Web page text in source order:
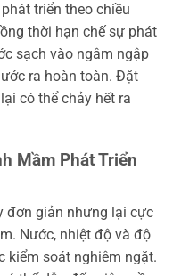
triển theo chiều
thời hạn chế sự phát
sạch vào ngâm ngập
ra hoàn toàn. Đặt
có thể chảy hết ra
Mầm Phát Triển
đơn giản nhưng lại cực
Nước, nhiệt độ và độ
kiểm soát nghiêm ngặt.